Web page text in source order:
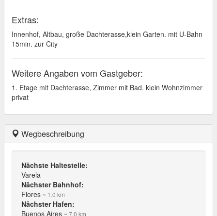
Extras:
Innenhof, Altbau, große Dachterasse,klein Garten. mit U-Bahn
15min. zur City
Weitere Angaben vom Gastgeber:
1. Etage mit Dachterasse, Zimmer mit Bad. klein Wohnzimmer
privat
Wegbeschreibung
Nächste Haltestelle:
Varela
Nächster Bahnhof:
Flores ~ 1.0 km
Nächster Hafen:
Buenos Aires ~ 7.0 km